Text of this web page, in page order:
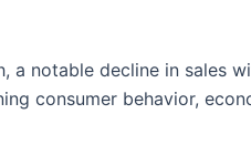
a notable decline in sales
consumer behavior,